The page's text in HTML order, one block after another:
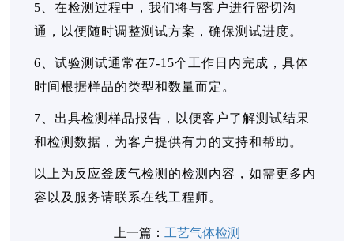
5、在检测过程中，我们将与客户进行密切沟
通，以便随时调整测试方案，确保测试进度。
6、试验测试通常在7-15个工作日内完成，具体
时间根据样品的类型和数量而定。
7、出具检测样品报告，以便客户了解测试结果
和检测数据，为客户提供有力的支持和帮助。
以上为反应釜废气检测的检测内容，如需更多内
容以及服务请联系在线工程师。
上一篇： 工艺气体检测